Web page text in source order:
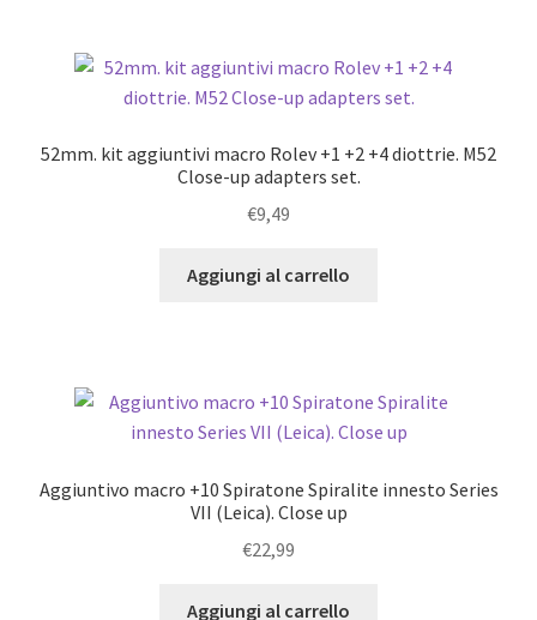
52mm. kit aggiuntivi macro Rolev +1 +2 +4 diottrie. M52
Close-up adapters set.
€9,49
Aggiungi al carrello
Aggiuntivo macro +10 Spiratone Spiralite innesto Series
VII (Leica). Close up
€22,99
Aggiungi al carrello